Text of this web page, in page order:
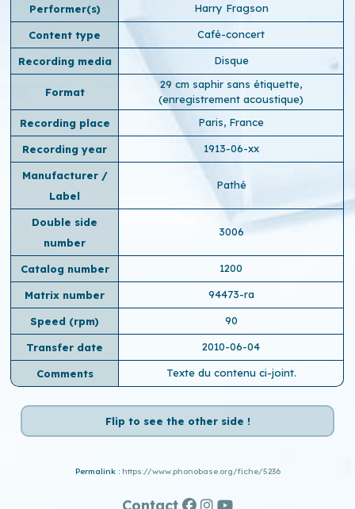
Performer(s)
Harry Fragson
Content type Café-concert
Recording media Disque
Format
29 cm saphir sans étiquette,
(enregistrement acoustique)
Recording place
Paris, France
Recording year 1913-06-xx
Manufacturer /
Label
Pathé
Double side
number
3006
Catalog number 1200
Matrix number 94473-ra
Speed ​​(rpm) 90
Transfer date 2010-06-04
Comments Texte du contenu ci-joint.
Flip to see the other side !
Permalink : https://www.phonobase.org/fiche/5236
Contact